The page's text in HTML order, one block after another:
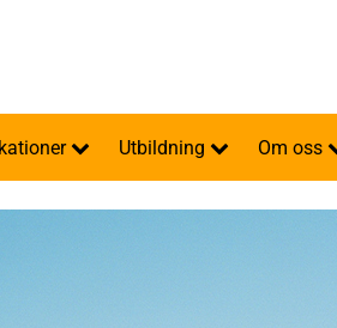
Utbildning Om oss